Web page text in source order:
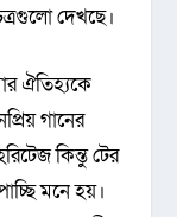
দেখছে।
ঐতিহ্যকে
গানের
কিন্তু টের
মনে হয়।